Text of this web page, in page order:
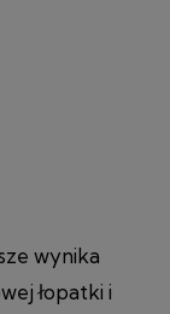
wynika
łopatki i